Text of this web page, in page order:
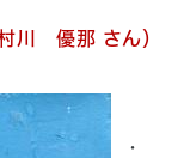
川 優那 さん）
・